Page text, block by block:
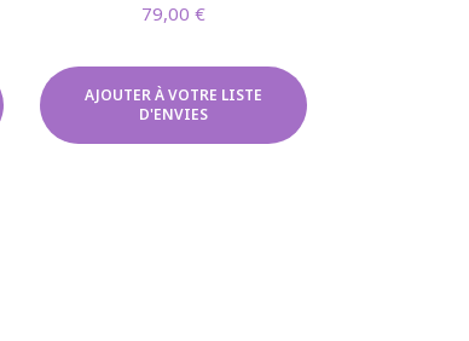
79,00 €
AJOUTER À VOTRE LISTE
D'ENVIES